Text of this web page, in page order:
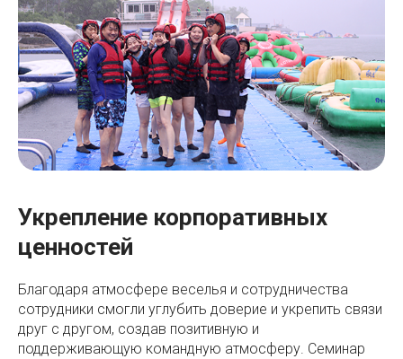
Укрепление корпоративных
ценностей
Благодаря атмосфере веселья и сотрудничества
сотрудники смогли углубить доверие и укрепить связи
друг с другом, создав позитивную и
поддерживающую командную атмосферу. Семинар